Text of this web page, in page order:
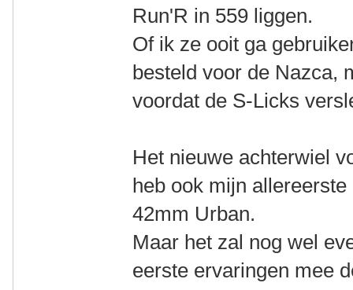
Run'R in 559 liggen.
Of ik ze ooit ga
besteld voor de Nazca,
voordat de S-Licks
Het nieuwe achterwiel
heb ook mijn
42mm Urban.
Maar het zal nog wel
eerste ervaringen mee